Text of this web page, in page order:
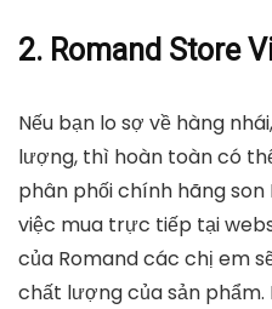
2. Romand Store
Nếu bạn lo sợ về hàng
lượng, thì hoàn toàn có
phân phối chính hãng son
việc mua trực tiếp tại
của Romand các chị em
chất lượng của sản